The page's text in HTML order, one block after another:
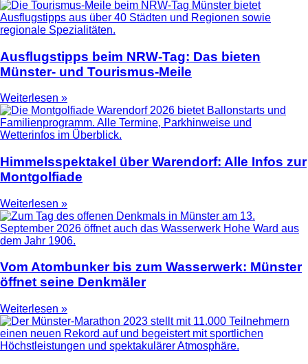
Ausflugstipps beim NRW-Tag: Das bieten
Münster- und Tourismus-Meile
Weiterlesen »
Himmelsspektakel über Warendorf: Alle Infos zur
Montgolfiade
Weiterlesen »
Vom Atombunker bis zum Wasserwerk: Münster
öffnet seine Denkmäler
Weiterlesen »